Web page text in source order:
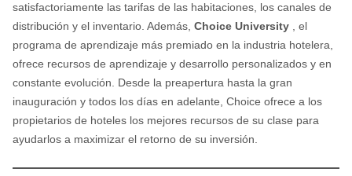
satisfactoriamente las tarifas de las habitaciones, los canales de
distribución y el inventario. Además, Choice University, el
programa de aprendizaje más premiado en la industria hotelera,
ofrece recursos de aprendizaje y desarrollo personalizados y en
constante evolución. Desde la preapertura hasta la gran
inauguración y todos los días en adelante, Choice ofrece a los
propietarios de hoteles los mejores recursos de su clase para
ayudarlos a maximizar el retorno de su inversión.